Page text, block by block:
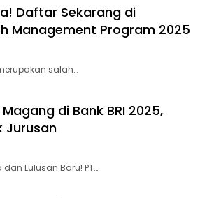
Daftar Sekarang di
Management Program 2025
salah…
di Bank BRI 2025,
Jurusan
Lulusan Baru! PT…